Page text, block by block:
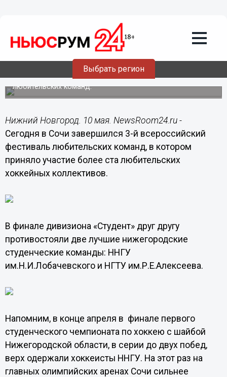
Выбрать регион
Нижегородские хоккеисты-студенты
стали лучшими в России!
Впервые нижегородские команды стали победителем и
серебряным призером Всероссийского фестиваля
любительских команд.
Нижний Новгород. 10 мая. NewsRoom24.ru -
Сегодня в Сочи завершился 3-й всероссийский
фестиваль любительских команд, в котором
приняло участие более ста любительских
хоккейных коллективов.
В финале дивизиона «Студент» друг другу
противостояли две лучшие нижегородские
студенческие команды: ННГУ
им.Н.И.Лобачевского и НГТУ им.Р.Е.Алексеева.
Напомним, в конце апреля в финале первого
студенческого чемпионата по хоккею с шайбой
Нижегородской области, в серии до двух побед,
верх одержали хоккеисты ННГУ. На этот раз на
главных олимпийских аренах Сочи сильнее